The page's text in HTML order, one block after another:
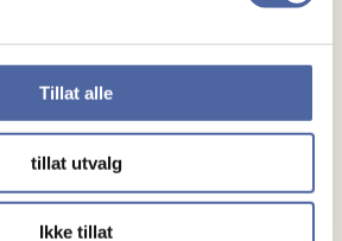
Tillat alle
tillat utvalg
Ikke tillat